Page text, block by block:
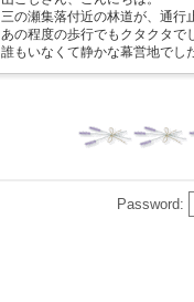
三の瀬集落付近の林道が、通行
あの程度の歩行でもクタクタで
誰もいなくて静かな幕営地でし
Password: